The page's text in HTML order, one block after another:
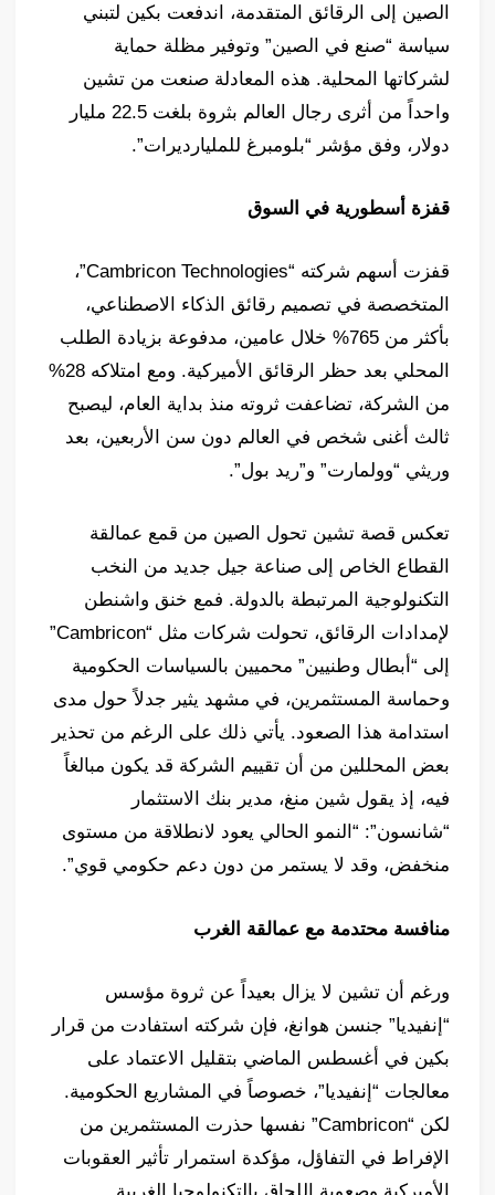
الصين إلى الرقائق المتقدمة، اندفعت بكين لتبني
سياسة “صنع في الصين” وتوفير مظلة حماية
لشركاتها المحلية. هذه المعادلة صنعت من تشين
واحداً من أثرى رجال العالم بثروة بلغت 22.5 مليار
دولار، وفق مؤشر “بلومبرغ للمليارديرات”.
قفزة أسطورية في السوق
قفزت أسهم شركته “Cambricon Technologies”،
المتخصصة في تصميم رقائق الذكاء الاصطناعي،
بأكثر من 765% خلال عامين، مدفوعة بزيادة الطلب
المحلي بعد حظر الرقائق الأميركية. ومع امتلاكه 28%
من الشركة، تضاعفت ثروته منذ بداية العام، ليصبح
ثالث أغنى شخص في العالم دون سن الأربعين، بعد
وريثي “وولمارت” و”ريد بول”.
تعكس قصة تشين تحول الصين من قمع عمالقة
القطاع الخاص إلى صناعة جيل جديد من النخب
التكنولوجية المرتبطة بالدولة. فمع خنق واشنطن
لإمدادات الرقائق، تحولت شركات مثل “Cambricon”
إلى “أبطال وطنيين” محميين بالسياسات الحكومية
وحماسة المستثمرين، في مشهد يثير جدلاً حول مدى
استدامة هذا الصعود. يأتي ذلك على الرغم من تحذير
بعض المحللين من أن تقييم الشركة قد يكون مبالغاً
فيه، إذ يقول شين منغ، مدير بنك الاستثمار
“شانسون”: “النمو الحالي يعود لانطلاقة من مستوى
منخفض، وقد لا يستمر من دون دعم حكومي قوي”.
منافسة محتدمة مع عمالقة الغرب
ورغم أن تشين لا يزال بعيداً عن ثروة مؤسس
“إنفيديا” جنسن هوانغ، فإن شركته استفادت من قرار
بكين في أغسطس الماضي بتقليل الاعتماد على
معالجات “إنفيديا”، خصوصاً في المشاريع الحكومية.
لكن “Cambricon” نفسها حذرت المستثمرين من
الإفراط في التفاؤل، مؤكدة استمرار تأثير العقوبات